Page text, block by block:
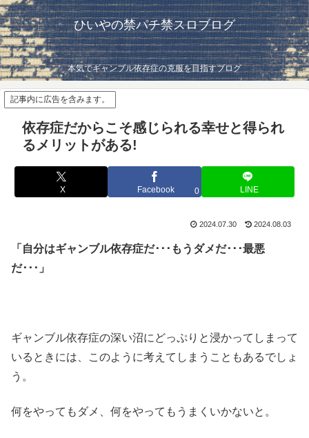
ひいやの禁パチ禁スロブログ
本気でギャンブル依存症の克服を目指すブログ
記事内に広告を含みます。
依存症だからこそ感じられる幸せと得られ
るメリットがある!
X Facebook 0 LINE
2024.07.30 2024.08.03
「自分はギャンブル依存症だ･･･もうダメだ･･･最悪
だ･･･」
ギャンブル依存症の深い沼にどっぷりと浸かってしまって
いるときには、このように考えてしまうこともあるでしょ
う。
何をやってもダメ、何をやってもうまくいかないと。